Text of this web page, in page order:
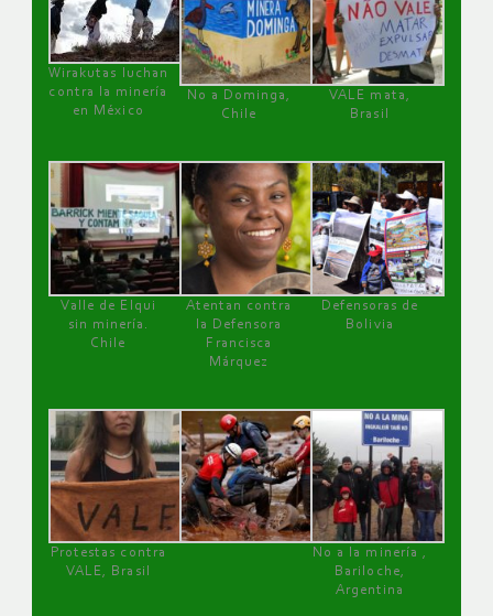
Wirakutas luchan
contra la minería
en México
No a Dominga,
Chile
VALE mata,
Brasil
Valle de Elqui
sin minería.
Chile
Atentan contra
la Defensora
Francisca
Márquez
Defensoras de
Bolivia
Protestas contra
VALE, Brasil
No a la minería ,
Bariloche,
Argentina